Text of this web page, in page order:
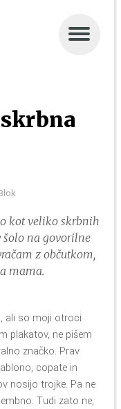
kot veliko skrbnih
šolo na govorilne
z občutkom,
mama.
ali so moji otroci
plakatov, ne pišem
značko. Prav
copate in
nosijo trojke. Pa ne
Tudi zato ne,